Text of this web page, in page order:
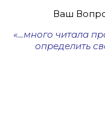
Ваш
«…много читала
определить